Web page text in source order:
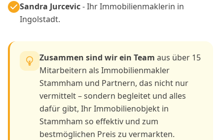
Sandra Jurcevic- Ihr Immobilienmaklerin in
Ingolstadt.
Zusammen sind wir ein Team aus über 15
Mitarbeitern als Immobilienmakler
Stammham und Partnern, das nicht nur
vermittelt – sondern begleitet und alles
dafür gibt, Ihr Immobilienobjekt in
Stammham so effektiv und zum
bestmöglichen Preis zu vermarkten.